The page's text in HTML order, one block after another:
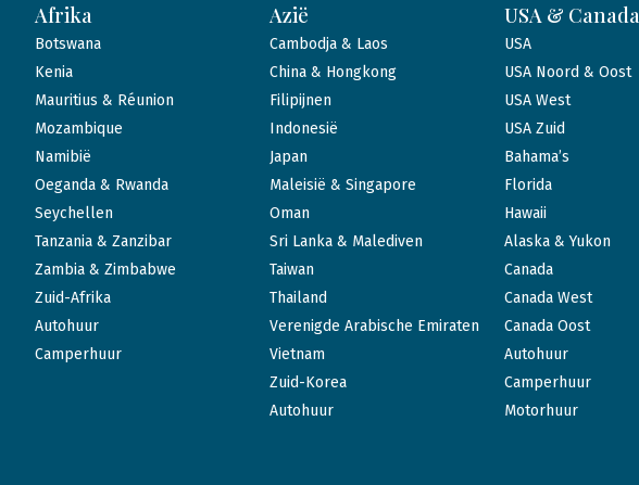
Afrika
Botswana
Kenia
Mauritius & Réunion
Mozambique
Namibië
Oeganda & Rwanda
Seychellen
Tanzania & Zanzibar
Zambia & Zimbabwe
Zuid-Afrika
Autohuur
Camperhuur
Azië
Cambodja & Laos
China & Hongkong
Filipijnen
Indonesië
Japan
Maleisië & Singapore
Oman
Sri Lanka & Malediven
Taiwan
Thailand
Verenigde Arabische Emiraten
Vietnam
Zuid-Korea
Autohuur
USA & Canada
USA
USA Noord & Oost
USA West
USA Zuid
Bahama’s
Florida
Hawaii
Alaska & Yukon
Canada
Canada West
Canada Oost
Autohuur
Camperhuur
Motorhuur